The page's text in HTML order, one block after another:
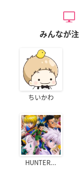
みんなが
ちいかわ
HUNTER...